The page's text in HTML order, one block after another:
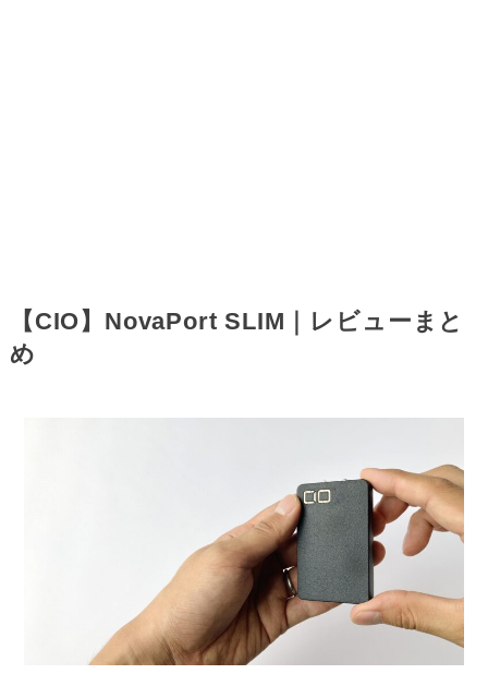
【CIO】NovaPort SLIM｜レビューまと
め